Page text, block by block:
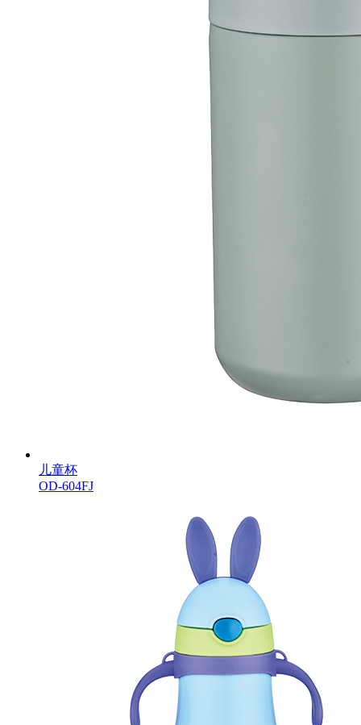
儿童杯
OD-604FJ